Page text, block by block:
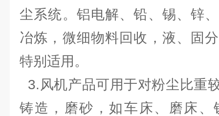
尘系统。铝电解、铅、锡、锌
冶炼，微细物料回收，液、固
特别适用。
3.风机产品可用于对粉尘比重
铸造，磨砂，如车床、磨床、